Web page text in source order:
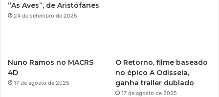
“As Aves”, de Aristófanes
24 de setembro de 2025
Nuno Ramos no MACRS
4D
17 de agosto de 2025
O Retorno, filme baseado
no épico A Odisseia,
ganha trailer dublado
17 de agosto de 2025